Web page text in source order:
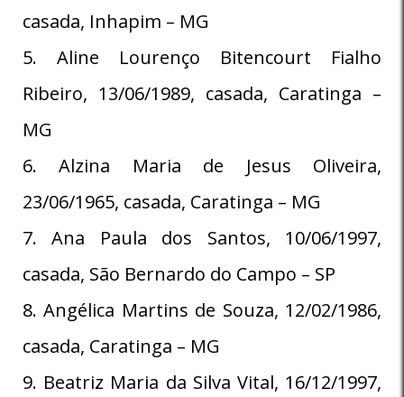
casada, Inhapim – MG
5. Aline Lourenço Bitencourt Fialho
Ribeiro, 13/06/1989, casada, Caratinga –
MG
6. Alzina Maria de Jesus Oliveira,
23/06/1965, casada, Caratinga – MG
7. Ana Paula dos Santos, 10/06/1997,
casada, São Bernardo do Campo – SP
8. Angélica Martins de Souza, 12/02/1986,
casada, Caratinga – MG
9. Beatriz Maria da Silva Vital, 16/12/1997,